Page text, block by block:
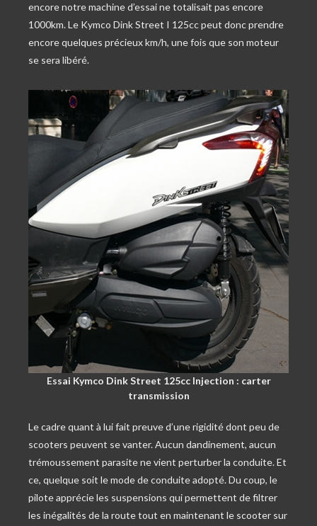
encore notre machine d’essai ne totalisait pas encore
1000km. Le Kymco Dink Street I 125cc peut donc prendre
encore quelques précieux km/h, une fois que son moteur
se sera libéré.
Essai Kymco Dink Street 125cc Injection : carter
transmission
Le cadre quant à lui fait preuve d’une rigidité dont peu de
scooters peuvent se vanter. Aucun dandinement, aucun
trémoussement parasite ne vient perturber la conduite. Et
ce, quelque soit le mode de conduite adopté. Du coup, le
pilote apprécie les suspensions qui permettent de filtrer
les inégalités de la route tout en maintenant le scooter sur